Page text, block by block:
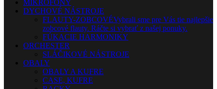
MIKROFÓNY
DYCHOVÉ NÁSTROJE
FLAUTY-ZOBCOVÉVybrali sme pre Vás tie najlepšie
zobcové flauty. Ráčte si vybrať z našej ponuky.
FÚKACIE HARMONIKY
ORCHESTER
SLÁČIKOVÉ NÁSTROJE
OBALY
OBALY A KUFRE
CASE, KUFRE